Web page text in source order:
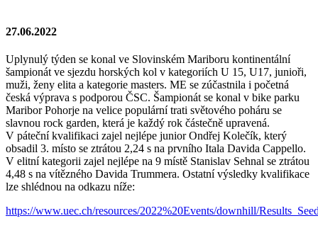
27.06.2022
Uplynulý týden se konal ve Slovinském Mariboru kontinentální
šampionát ve sjezdu horských kol v kategoriích U 15, U17, junioři,
muži, ženy elita a kategorie masters. ME se zúčastnila i početná
česká výprava s podporou ČSC. Šampionát se konal v bike parku
Maribor Pohorje na velice populární trati světového poháru se
slavnou rock garden, která je každý rok částečně upravená.
V páteční kvalifikaci zajel nejlépe junior Ondřej Kolečík, který
obsadil 3. místo se ztrátou 2,24 s na prvního Itala Davida Cappello.
V elitní kategorii zajel nejlépe na 9 místě Stanislav Sehnal se ztrátou
4,48 s na vítězného Davida Trummera. Ostatní výsledky kvalifikace
lze shlédnou na odkazu níže:
https://www.uec.ch/resources/2022%20Events/downhill/